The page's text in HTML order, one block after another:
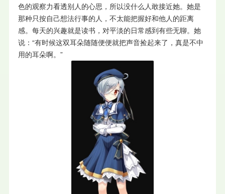
色的观察力看透别人的心思，所以没什么人敢接近她。她是
那种只按自己想法行事的人，不太能把握好和他人的距离
感。每天的兴趣就是读书，对平淡的日常感到有些无聊。她
说：“有时候这双耳朵随随便便就把声音捡起来了，真是不中
用的耳朵啊。”